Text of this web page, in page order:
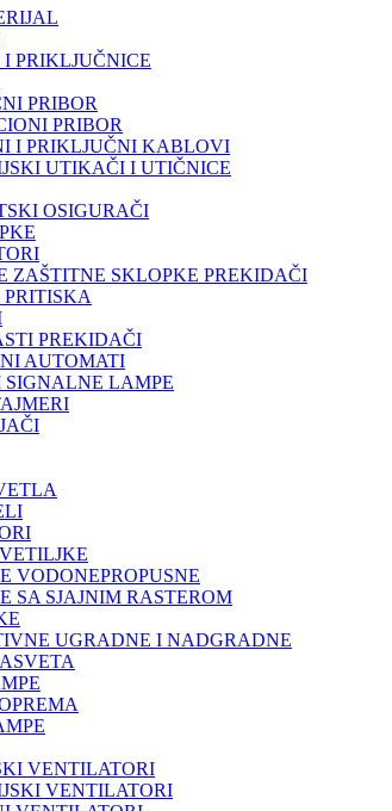
I PRIKLJUČNICE
PRIBOR
PRIBOR
I PRIKLJUČNI KABLOVI
UTIKAČI I UTIČNICE
OSIGURAČI
ZAŠTITNE SKLOPKE PREKIDAČI
PREKIDAČI
AUTOMATI
SIGNALNE LAMPE
VODONEPROPUSNE
SA SJAJNIM RASTEROM
UGRADNE I NADGRADNE
VENTILATORI
VENTILATORI